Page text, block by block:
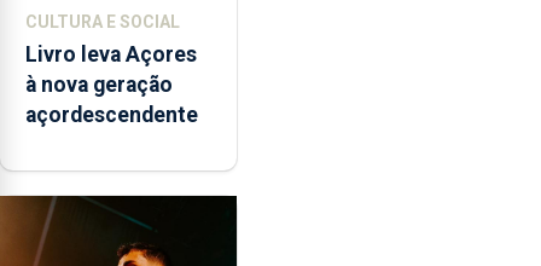
CULTURA E SOCIAL
Livro leva Açores
à nova geração
açordescendente